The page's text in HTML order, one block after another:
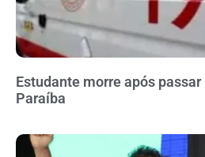
Estudante morre após
Paraíba